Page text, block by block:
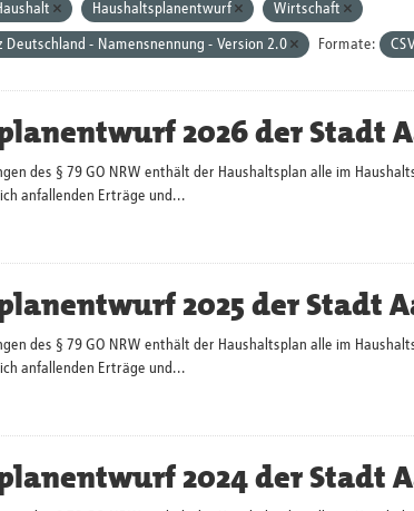
Haushaltsplanentwurf Wirtschaft
Deutschland - Namensnennung - Version 2.0 Formate: CSV
2026 der Stadt
des § 79 GO NRW enthält der Haushaltsplan alle im
anfallenden Erträge und...
2025 der Stadt
des § 79 GO NRW enthält der Haushaltsplan alle im
anfallenden Erträge und...
2024 der Stadt